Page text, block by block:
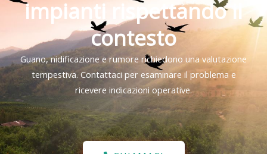
impianti rispettando il
contesto
Guano, nidificazione e rumore richiedono una valutazione
tempestiva. Contattaci per esaminare il problema e
ricevere indicazioni operative.